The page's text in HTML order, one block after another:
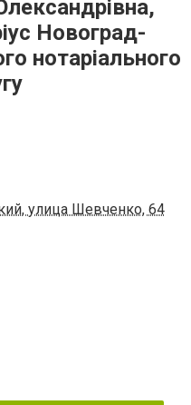
Новоград-
нотаріального
улица Шевченко, 64